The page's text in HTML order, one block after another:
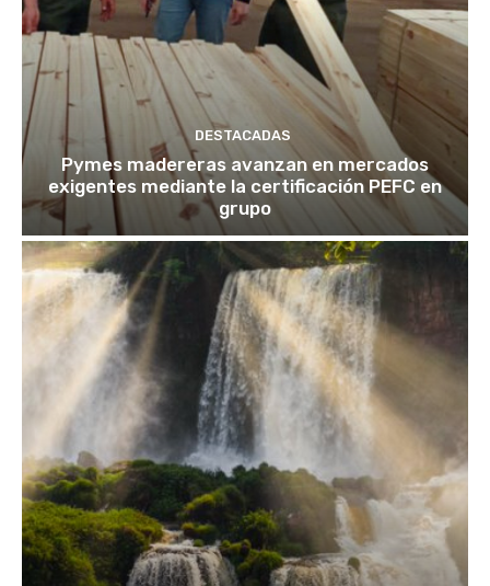
DESTACADAS
Pymes madereras avanzan en mercados
exigentes mediante la certificación PEFC en
grupo